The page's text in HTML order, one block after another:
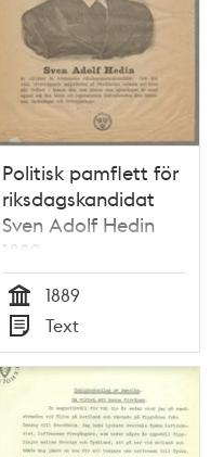
Politisk pamflett för
riksdagskandidat
Sven Adolf Hedin
1889
Tid
1889
Typ
Text